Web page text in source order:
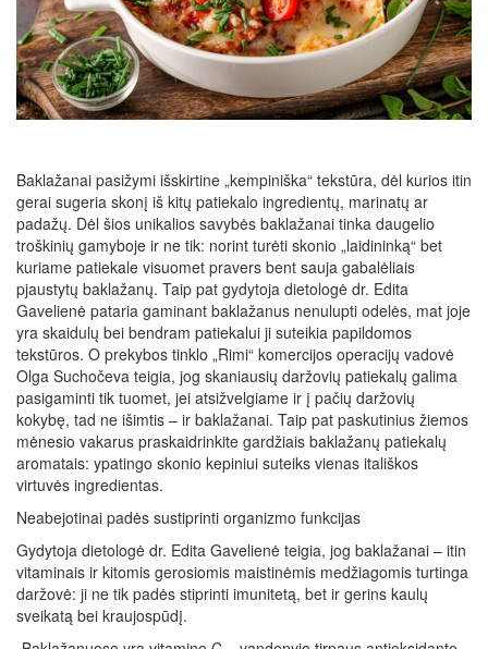
Baklažanai pasižymi išskirtine „kempiniška“ tekstūra, dėl kurios itin
gerai sugeria skonį iš kitų patiekalo ingredientų, marinatų ar
padažų. Dėl šios unikalios savybės baklažanai tinka daugelio
troškinių gamyboje ir ne tik: norint turėti skonio „laidininką“ bet
kuriame patiekale visuomet pravers bent sauja gabalėliais
pjaustytų baklažanų. Taip pat gydytoja dietologė dr. Edita
Gavelienė pataria gaminant baklažanus nenulupti odelės, mat joje
yra skaidulų bei bendram patiekalui ji suteikia papildomos
tekstūros. O prekybos tinklo „Rimi“ komercijos operacijų vadovė
Olga Suchočeva teigia, jog skaniausių daržovių patiekalų galima
pasigaminti tik tuomet, jei atsižvelgiame ir į pačių daržovių
kokybę, tad ne išimtis – ir baklažanai. Taip pat paskutinius žiemos
mėnesio vakarus praskaidrinkite gardžiais baklažanų patiekalų
aromatais: ypatingo skonio kepiniui suteiks vienas itališkos
virtuvės ingredientas.
Neabejotinai padės sustiprinti organizmo funkcijas
Gydytoja dietologė dr. Edita Gavelienė teigia, jog baklažanai – itin
vitaminais ir kitomis gerosiomis maistinėmis medžiagomis turtinga
daržovė: ji ne tik padės stiprinti imunitetą, bet ir gerins kaulų
sveikatą bei kraujospūdį.